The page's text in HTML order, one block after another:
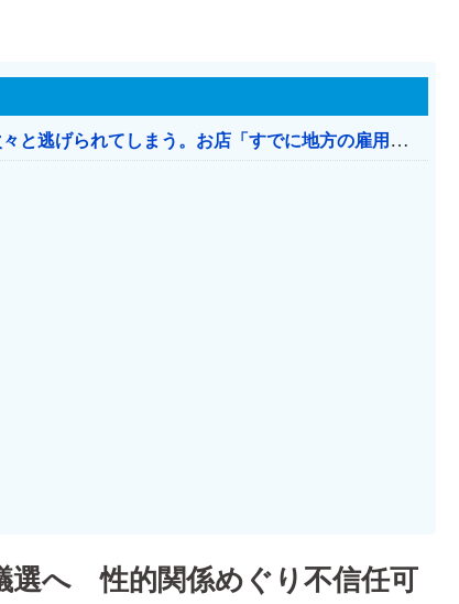
日本のお店、時給1500円でもミャンマー人に次々と逃げられてしまう。お店「すでに地方の雇用は崩壊」
選へ 性的関係めぐり不信任可